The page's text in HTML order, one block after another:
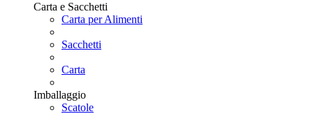
Carta e Sacchetti
Carta per Alimenti
Sacchetti
Carta
Imballaggio
Scatole